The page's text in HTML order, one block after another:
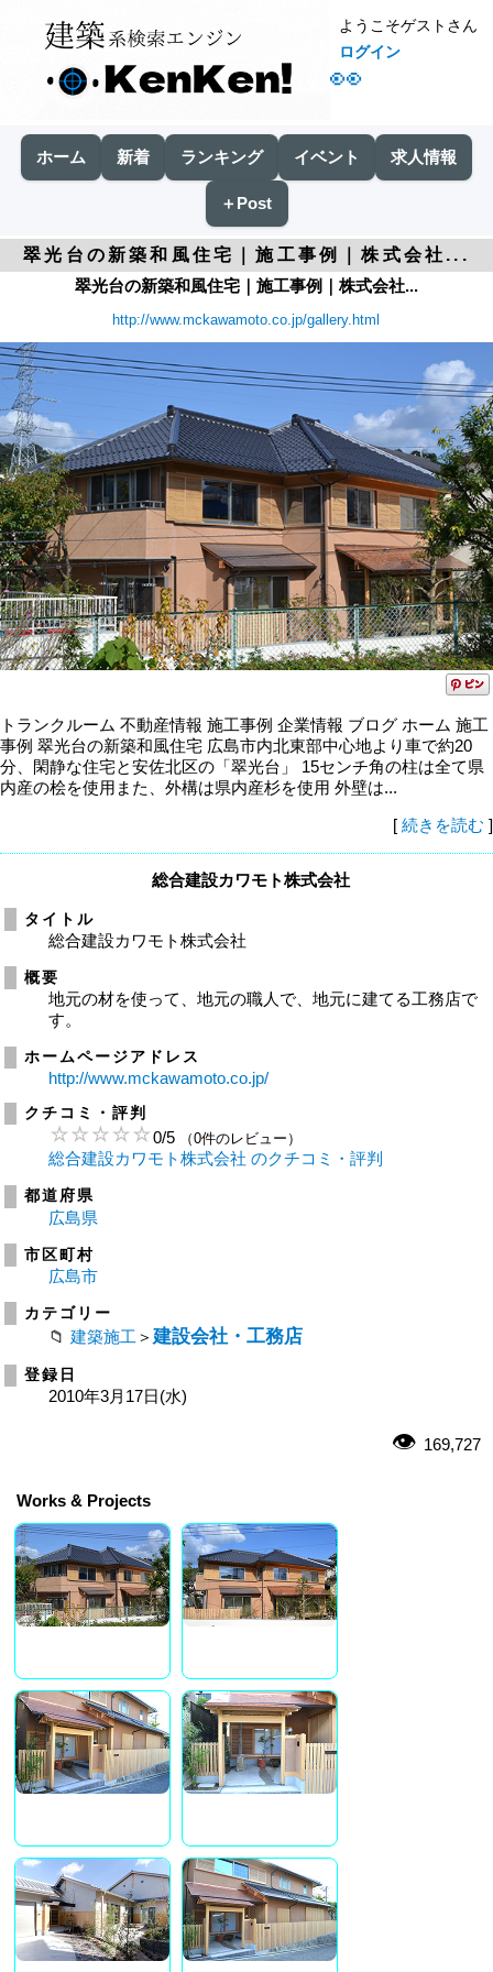
👀
ようこそゲストさん
ログイン
ホーム 新着 ランキング イベント 求人情報
＋Post
翠光台の新築和風住宅｜施工事例｜株式会社...
翠光台の新築和風住宅｜施工事例｜株式会社...
http://www.mckawamoto.co.jp/gallery.html
トランクルーム 不動産情報 施工事例 企業情報 ブログ ホーム 施工
事例 翠光台の新築和風住宅 広島市内北東部中心地より車で約20
分、閑静な住宅と安佐北区の「翠光台」 15センチ角の柱は全て県
内産の桧を使用また、外構は県内産杉を使用 外壁は...
[ 続きを読む ]
総合建設カワモト株式会社
タイトル
総合建設カワモト株式会社
概要
地元の材を使って、地元の職人で、地元に建てる工務店で
す。
ホームページアドレス
http://www.mckawamoto.co.jp/
クチコミ・評判
0/5 （0件のレビュー）
総合建設カワモト株式会社 のクチコミ・評判
都道府県
広島県
市区町村
広島市
カテゴリー
建築施工 ＞ 建設会社・工務店
登録日
2010年3月17日(水)
169,727
Works & Projects